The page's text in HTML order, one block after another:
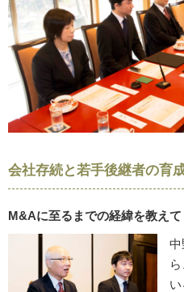
会社存続と若手後継者の育
M&Aに至るまでの経緯を教えて
中